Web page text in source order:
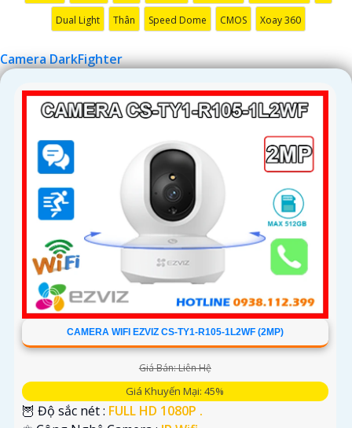
Dual Light Thân Speed Dome CMOS Xoay 360
Camera DarkFighter
CAMERA WIFI EZVIZ CS-TY1-R105-1L2WF (2MP)
Giá Bán: Liên Hệ
Giá Khuyến Mại: 45%
🦉 Độ sắc nét : FULL HD 1080P .